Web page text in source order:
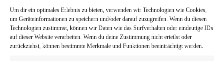
Um dir ein optimales Erlebnis zu bieten, verwenden wir Technologien wie Cookies,
um Geräteinformationen zu speichern und/oder darauf zuzugreifen. Wenn du diesen
Technologien zustimmst, können wir Daten wie das Surfverhalten oder eindeutige IDs
auf dieser Website verarbeiten. Wenn du deine Zustimmung nicht erteilst oder
zurückziehst, können bestimmte Merkmale und Funktionen beeinträchtigt werden.
News